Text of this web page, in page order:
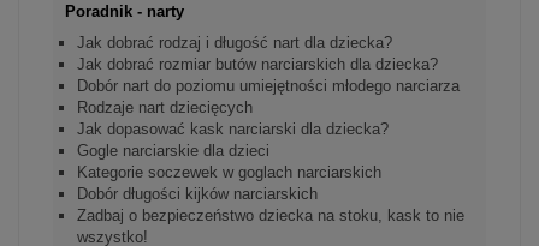
Poradnik - narty
Jak dobrać rodzaj i długość nart dla dziecka?
Jak dobrać rozmiar butów narciarskich dla dziecka?
Dobór nart do poziomu umiejętności młodego narciarza
Rodzaje nart dziecięcych
Jak dopasować kask narciarski dla dziecka?
Gogle narciarskie dla dzieci
Kategorie soczewek w goglach narciarskich
Dobór długości kijków narciarskich
Zadbaj o bezpieczeństwo dziecka na stoku, kask to nie
wszystko!